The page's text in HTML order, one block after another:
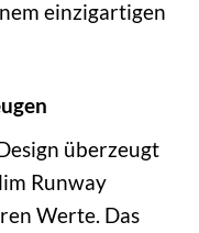
einzigartigen
überzeugt
Runway
Werte. Das